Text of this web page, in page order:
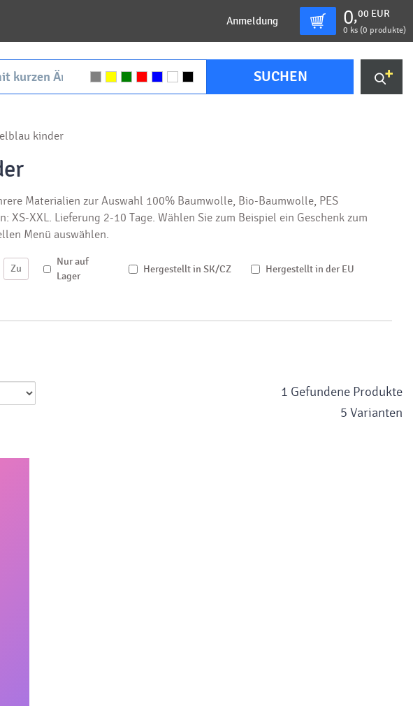
Anmeldung 0,00 EUR
0 ks (0 produkte)
SUCHEN
kinder
Materialien zur Auswahl 100% Baumwolle, Bio-Baumwolle, PES
XXL. Lieferung 2-10 Tage. Wählen Sie zum Beispiel ein Geschenk zum
Menü auswählen.
Nur auf
Lager
Hergestellt in SK/CZ Hergestellt in der EU
1 Gefundene Produkte
5 Varianten